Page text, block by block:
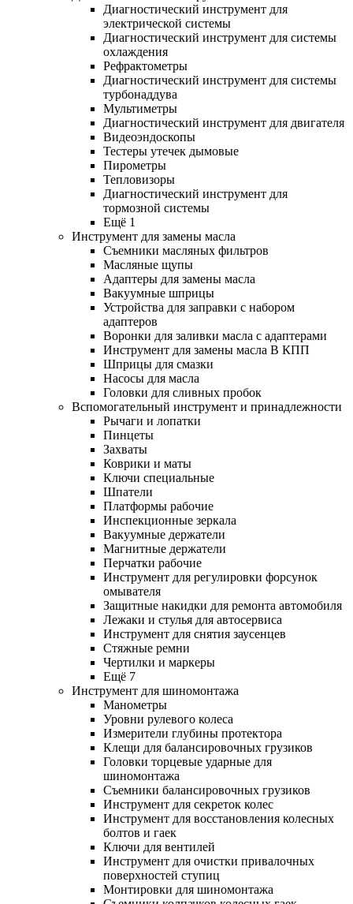
Диагностический инструмент для
электрической системы
Диагностический инструмент для системы
охлаждения
Рефрактометры
Диагностический инструмент для системы
турбонаддува
Мультиметры
Диагностический инструмент для двигателя
Видеоэндоскопы
Тестеры утечек дымовые
Пирометры
Тепловизоры
Диагностический инструмент для
тормозной системы
Ещё 1
Инструмент для замены масла
Съемники масляных фильтров
Масляные щупы
Адаптеры для замены масла
Вакуумные шприцы
Устройства для заправки с набором
адаптеров
Воронки для заливки масла с адаптерами
Инструмент для замены масла В КПП
Шприцы для смазки
Насосы для масла
Головки для сливных пробок
Вспомогательный инструмент и принадлежности
Рычаги и лопатки
Пинцеты
Захваты
Коврики и маты
Ключи специальные
Шпатели
Платформы рабочие
Инспекционные зеркала
Вакуумные держатели
Магнитные держатели
Перчатки рабочие
Инструмент для регулировки форсунок
омывателя
Защитные накидки для ремонта автомобиля
Лежаки и стулья для автосервиса
Инструмент для снятия заусенцев
Стяжные ремни
Чертилки и маркеры
Ещё 7
Инструмент для шиномонтажа
Манометры
Уровни рулевого колеса
Измерители глубины протектора
Клещи для балансировочных грузиков
Головки торцевые ударные для
шиномонтажа
Съемники балансировочных грузиков
Инструмент для секреток колес
Инструмент для восстановления колесных
болтов и гаек
Ключи для вентилей
Инструмент для очистки привалочных
поверхностей ступиц
Монтировки для шиномонтажа